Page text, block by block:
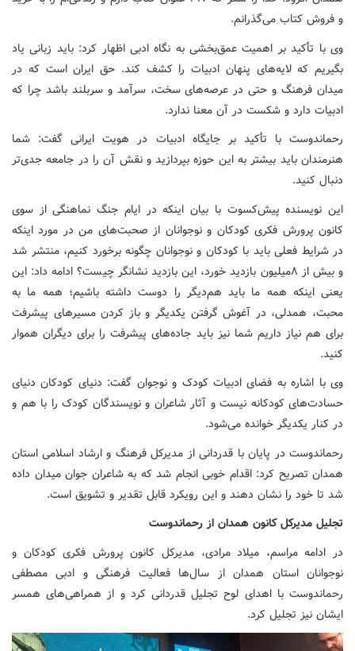
و فروش کتاب می‌گذرانم.
وی با تأکید بر اهمیت عمق‌بخشی به نگاه ادبی اظهار کرد: باید زبانی یاد
بگیریم که لایه‌های پنهان ادبیات را کشف کند. حق ایران است که در
میدان فرهنگ و حتی در عرصه‌های سخت، سرآمد و سربلند باشد چرا که
ادبیات دارد و شکست در آن معنا ندارد.
رحماندوست با تأکید بر جایگاه ادبیات در هویت ایرانی گفت: شما
هنرمندان باید بیشتر به این حوزه بپردازید و نقش آن را در جامعه جدی‌تر
دنبال کنید.
این نویسنده پیش‌کسوت با بیان اینکه در ایام جنگ نماهنگی از سوی
کانون پرورش فکری کودکان و نوجوانان از صحبت‌های من در مورد اینکه
در شرایط فعلی باید با کودکان و نوجوانان چگونه برخورد کنیم، منتشر شد
و بیش از ۸میلیون بازدید خورد، این بازدید نشانگر چیست؟ ادامه داد: این
یعنی اینکه همه ما باید هم‌دیگر را دوست داشته باشیم؛ همه ما به
محبت، همدلی، در آغوش گرفتن یکدیگر و باز کردن مسیرهای پیشرفت
برای هم نیاز داریم شما نیز باید جاده‌های پیشرفت را برای دیگران هموار
کنید.
وی با اشاره به فضای ادبیات کودک و نوجوان گفت: دنیای کودکان دنیای
حسادت‌های کودکانه نیست و آثار شاعران و نویسندگان کودک را با هم و
در کنار یکدیگر خوانده می‌شود.
رحماندوست در پایان با قدردانی از مدیرکل فرهنگ و ارشاد اسلامی استان
همدان تصریح کرد: اقدام خوبی انجام شد که به شاعران جوان میدان داده
شد تا خود را نشان دهند و این رویکرد قابل تقدیر و تشویق است.
تجلیل مدیرکل کانون همدان از رحماندوست
در ادامه مراسم، میلاد مرادی، مدیرکل کانون پرورش فکری کودکان و
نوجوانان استان همدان از سال‌ها فعالیت فرهنگی و ادبی مصطفی
رحماندوست با اهدای لوح تجلیل قدردانی کرد و از همراهی‌های همسر
ایشان نیز تجلیل کرد.